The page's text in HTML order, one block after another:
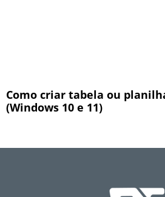
Como criar tabela ou
(Windows 10 e 11)